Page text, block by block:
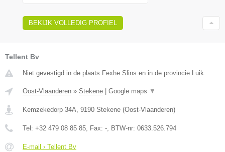
BEKIJK VOLLEDIG PROFIEL
Tellent Bv
Niet gevestigd in de plaats Fexhe Slins en in de provincie Luik.
Oost-Vlaanderen » Stekene | Google maps ▼
Kemzekedorp 34A 9190 Stekene (Oost-Vlaanderen)
Tel: +32 479 08 85 85 , Fax: - , BTW-nr: 0633.526.794
E-mail › Tellent Bv